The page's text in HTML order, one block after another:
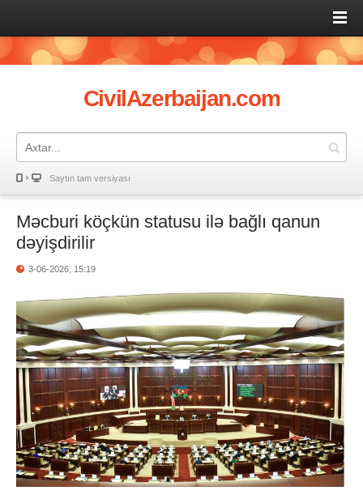
CivilAzerbaijan.com
Saytın tam versiyası
Məcburi köçkün statusu ilə bağlı qanun
dəyişdirilir
3-06-2026, 15:19